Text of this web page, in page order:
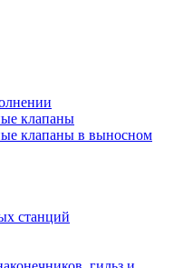
клапаны
клапаны в выносном
станций